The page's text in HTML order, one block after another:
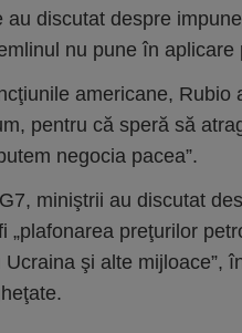
au discutat despre
nu pune în
americane, Rubio
pentru că speră să
negocia pacea”.
miniştrii au discutat
„plafonarea preţurilor
şi alte mijloace”,